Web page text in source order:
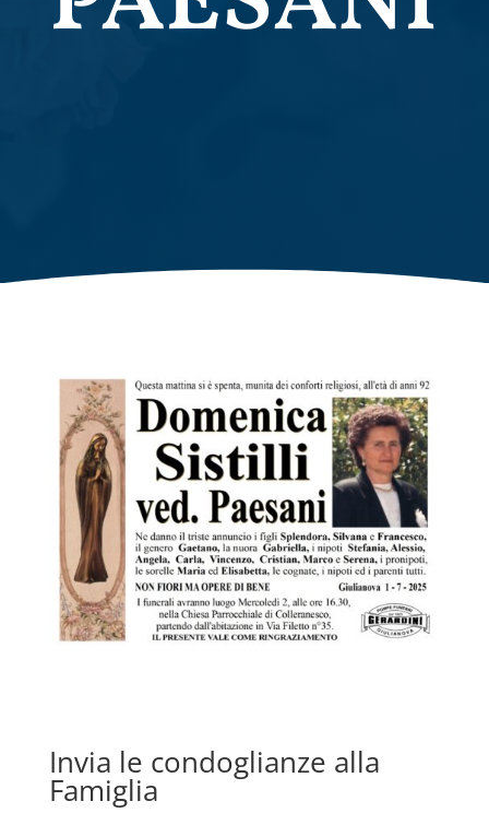
Invia le condoglianze alla
Famiglia